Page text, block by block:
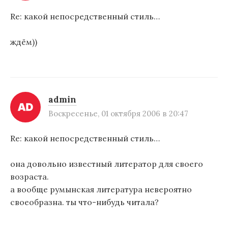
Re: какой непосредственный стиль…
ждём))
admin
Воскресенье, 01 октября 2006 в 20:47
Re: какой непосредственный стиль…
она довольно известный литератор для своего
возраста.
а вообще румынская литература невероятно
своеобразна. ты что-нибудь читала?